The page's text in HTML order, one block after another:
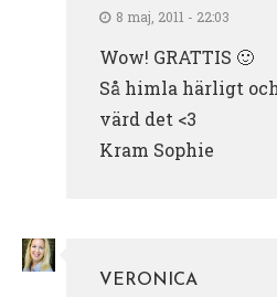
8 maj, 2011 - 22:03
Wow! GRATTIS 🙂
Så himla härligt
värd det <3
Kram Sophie
VERONICA